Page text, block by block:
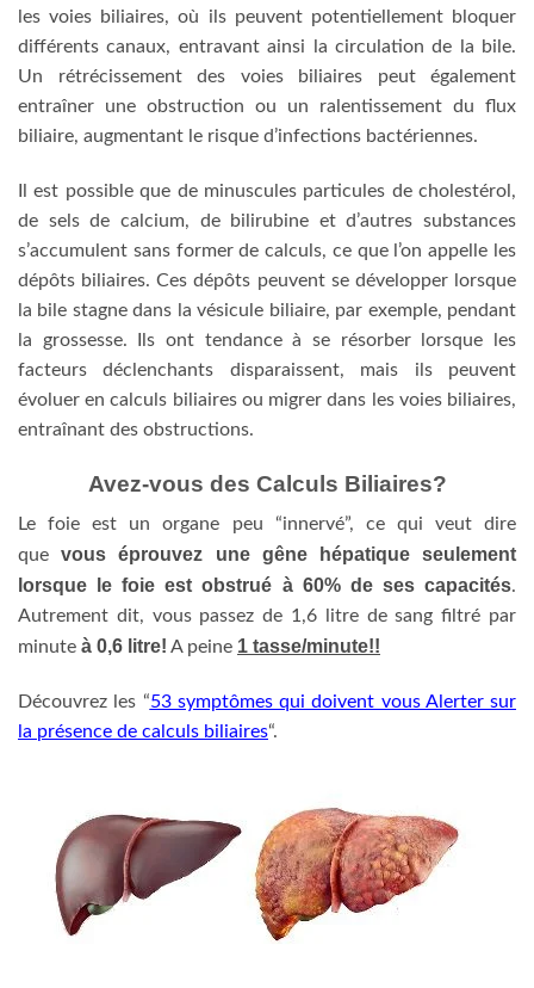
les voies biliaires, où ils peuvent potentiellement bloquer
différents canaux, entravant ainsi la circulation de la bile.
Un rétrécissement des voies biliaires peut également
entraîner une obstruction ou un ralentissement du flux
biliaire, augmentant le risque d’infections bactériennes.
Il est possible que de minuscules particules de cholestérol,
de sels de calcium, de bilirubine et d’autres substances
s’accumulent sans former de calculs, ce que l’on appelle les
dépôts biliaires. Ces dépôts peuvent se développer lorsque
la bile stagne dans la vésicule biliaire, par exemple, pendant
la grossesse. Ils ont tendance à se résorber lorsque les
facteurs déclenchants disparaissent, mais ils peuvent
évoluer en calculs biliaires ou migrer dans les voies biliaires,
entraînant des obstructions.
Avez-vous des Calculs Biliaires?
Le foie est un organe peu “innervé”, ce qui veut dire
que vous éprouvez une gêne hépatique seulement
lorsque le foie est obstrué à 60% de ses capacités.
Autrement dit, vous passez de 1,6 litre de sang filtré par
minute à 0,6 litre! A peine 1 tasse/minute!!
Découvrez les “53 symptômes qui doivent vous Alerter sur
la présence de calculs biliaires“.